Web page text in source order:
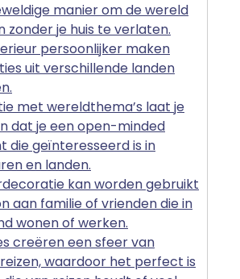
manier om de wereld
zonder je huis te verlaten.
persoonlijker maken
uit verschillende landen
met wereldthema’s laat je
dat je een open-minded
die geïnteresseerd is in
en landen.
kan worden gebruikt
aan familie of vrienden die in
wonen of werken.
creëren een sfeer van
waardoor het perfect is